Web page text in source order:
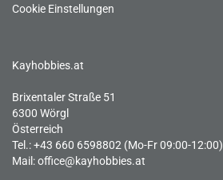
Cookie Einstellungen
Kayhobbies.at
Brixentaler Straße 51
6300 Wörgl
Österreich
Tel.: +43 660 6598802 (Mo-Fr 09:00-12:00)
Mail:office@kayhobbies.at